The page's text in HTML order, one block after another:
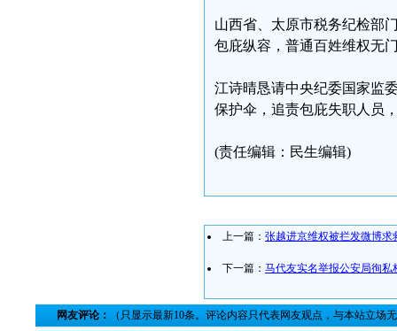
山西省、太原市税务纪检部
包庇纵容，普通百姓维权无
江诗晴恳请中央纪委国家监
保护伞，追责包庇失职人员
(责任编辑：民生编辑)
上一篇： 张越进京维权被拦发微博求
下一篇： 马代友实名举报公安局徇私
网友评论： （只显示最新10条。评论内容只代表网友观点，与本站立场